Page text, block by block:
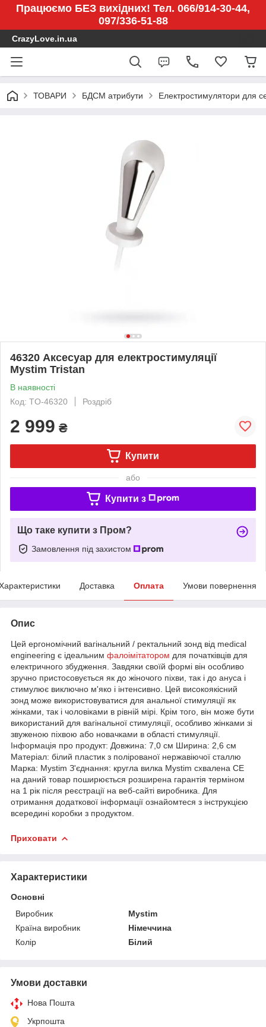
Працюємо БЕЗ вихідних! Тел. 066/914-30-44,
097/336-51-88
CrazyLove.in.ua
ТОВАРИ БДСМ атрибути Електростимулятори для
46320 Аксесуар для електростимуляції
Mystim Tristan
В наявності
Код: TO-46320
Роздріб
2 999 ₴
Купити
або
Купити з
Що таке купити з Пром?
Замовлення під захистом
Доставка Оплата Умови повернення
Опис
Цей ергономічний вагінальний / ректальний зонд від medical
engineering є ідеальним фалоімітатором для початківців для
електричного збудження. Завдяки своїй формі він особливо
зручно пристосовується як до жіночого піхви, так і до ануса і
стимулює виключно м'яко і інтенсивно. Цей високоякісний
зонд може використовуватися для анальної стимуляції як
жінками, так і чоловіками в рівній мірі. Крім того, він може бути
використаний для вагінальної стимуляції, особливо жінками зі
звуженою піхвою або новачками в області стимуляції.
Інформація про продукт: Довжина: 7,0 см Ширина: 2,6 см
Матеріал: білий пластик з полірованої нержавіючої сталлю
Марка: Mystim З'єднання: кругла вилка Mystim схвалена CE
на даний товар поширюється розширена гарантія терміном
на 1 рік після реєстрації на веб-сайті виробника. Для
отримання додаткової інформації ознайомтеся з інструкцією
всередині коробки з продуктом.
Приховати
Характеристики
Основні
Виробник
Mystim
Країна виробник
Німеччина
Колір
Білий
Умови доставки
Нова Пошта
Укрпошта